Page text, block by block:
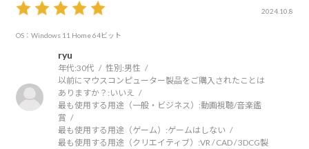
2024.10.8
OS：Windows 11 Home 64ビット
ryu
年代:30代 性別:男性
以前にマウスコンピューター製品をご購入されたことは
ありますか？: いいえ
最も使用する用途（一般・ビジネス）:動画視聴/音楽鑑
賞
最も使用する用途（ゲーム）:ゲームはしない
最も使用する用途（クリエイティブ）:VR / CAD / 3DCG製